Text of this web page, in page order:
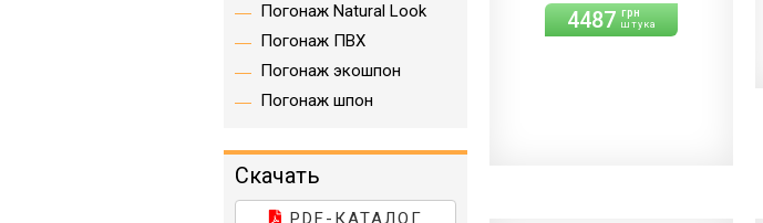
4487 грн
штука
Погонаж Natural Look
Погонаж ПВХ
Погонаж экошпон
Погонаж шпон
Скачать